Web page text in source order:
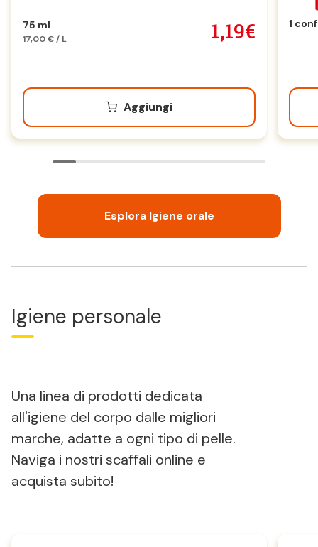
75 ml
17,00 € / L 1,19€
Aggiungi
1 conf
Esplora Igiene orale
Igiene personale
Una linea di prodotti dedicata
all'igiene del corpo dalle migliori
marche, adatte a ogni tipo di pelle.
Naviga i nostri scaffali online e
acquista subito!